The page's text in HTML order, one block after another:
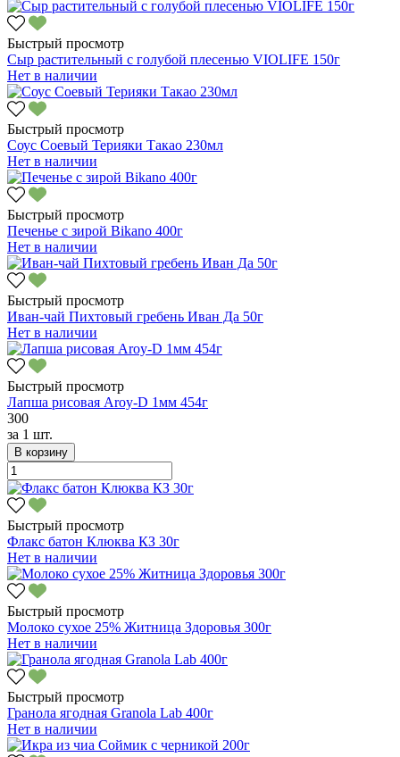
Быстрый просмотр
Сыр растительный с голубой плесенью VIOLIFE 150г
Нет в наличии
Быстрый просмотр
Соус Соевый Терияки Такао 230мл
Нет в наличии
Быстрый просмотр
Печенье с зирой Bikano 400г
Нет в наличии
Быстрый просмотр
Иван-чай Пихтовый гребень Иван Да 50г
Нет в наличии
Быстрый просмотр
Лапша рисовая Aroy-D 1мм 454г
300
за 1 шт.
В корзину
Быстрый просмотр
Флакс батон Клюква КЗ 30г
Нет в наличии
Быстрый просмотр
Молоко сухое 25% Житница Здоровья 300г
Нет в наличии
Быстрый просмотр
Гранола ягодная Granola Lab 400г
Нет в наличии